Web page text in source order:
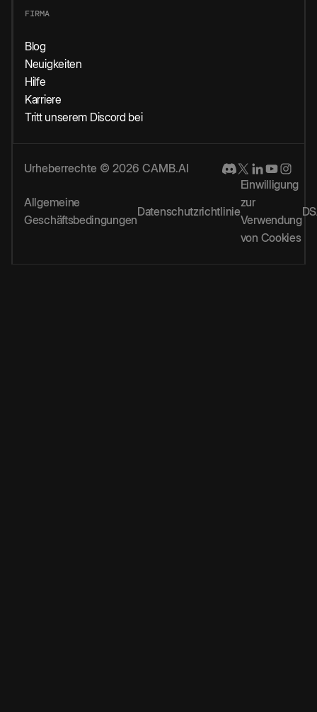
FIRMA
Blog
Neuigkeiten
Hilfe
Karriere
Tritt unserem Discord bei
Urheberrechte © 2026 CAMB.AI
Allgemeine
Geschäftsbedingungen
Datenschutzrichtlinie
Einwilligung
zur
Verwendung
von Cookies